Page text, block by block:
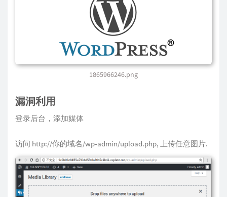
1865966246.png
漏洞利用
登录后台，添加媒体
访问 http://你的域名/wp-admin/upload.php, 上传任意图片.